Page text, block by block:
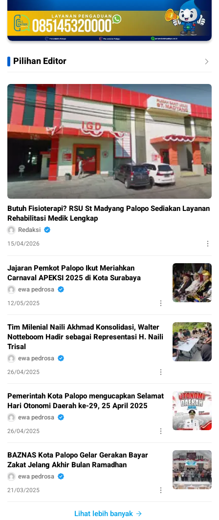
Pilihan Editor
Butuh Fisioterapi? RSU St Madyang Palopo Sediakan Layanan
Rehabilitasi Medik Lengkap
Redaksi
15/04/2026
Jajaran Pemkot Palopo Ikut Meriahkan
Carnaval APEKSI 2025 di Kota Surabaya
ewa pedrosa
12/05/2025
Tim Milenial Naili Akhmad Konsolidasi, Walter
Notteboom Hadir sebagai Representasi H. Naili
Trisal
ewa pedrosa
26/04/2025
Pemerintah Kota Palopo mengucapkan Selamat
Hari Otonomi Daerah ke-29, 25 April 2025
ewa pedrosa
26/04/2025
BAZNAS Kota Palopo Gelar Gerakan Bayar
Zakat Jelang Akhir Bulan Ramadhan
ewa pedrosa
21/03/2025
Lihat lebih banyak